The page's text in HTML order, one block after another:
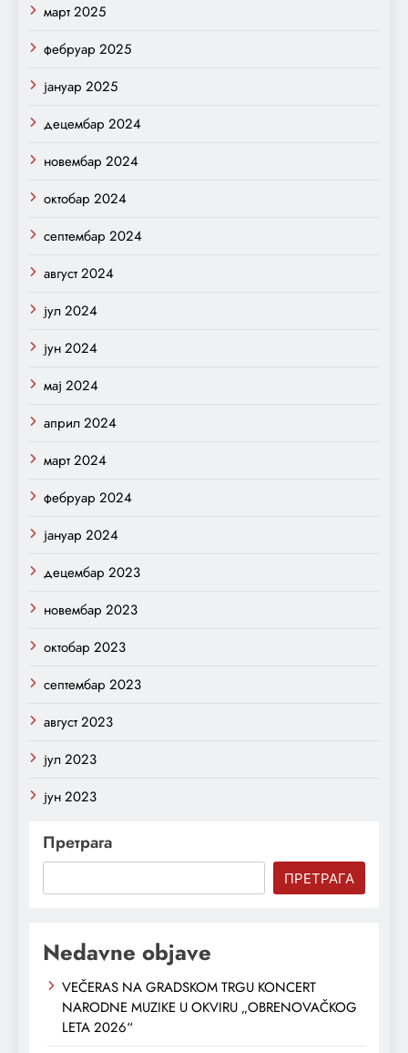
март 2025
фебруар 2025
јануар 2025
децембар 2024
новембар 2024
октобар 2024
септембар 2024
август 2024
јул 2024
јун 2024
мај 2024
април 2024
март 2024
фебруар 2024
јануар 2024
децембар 2023
новембар 2023
октобар 2023
септембар 2023
август 2023
јул 2023
јун 2023
Претрага
ПРЕТРАГА
Nedavne objave
VEČERAS NA GRADSKOM TRGU KONCERT
NARODNE MUZIKE U OKVIRU „OBRENOVAČKOG
LETA 2026“